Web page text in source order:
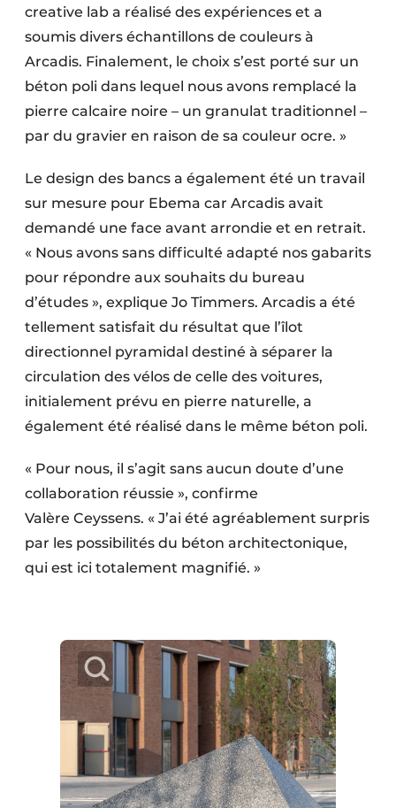
creative lab a réalisé des expériences et a
soumis divers échantillons de couleurs à
Arcadis. Finalement, le choix s’est porté sur un
béton poli dans lequel nous avons remplacé la
pierre calcaire noire – un granulat traditionnel –
par du gravier en raison de sa couleur ocre. »
Le design des bancs a également été un travail
sur mesure pour Ebema car Arcadis avait
demandé une face avant arrondie et en retrait.
« Nous avons sans difficulté adapté nos gabarits
pour répondre aux souhaits du bureau
d’études », explique Jo Timmers. Arcadis a été
tellement satisfait du résultat que l’îlot
directionnel pyramidal destiné à séparer la
circulation des vélos de celle des voitures,
initialement prévu en pierre naturelle, a
également été réalisé dans le même béton poli.
« Pour nous, il s’agit sans aucun doute d’une
colla­boration réussie », confirme
Valère Ceyssens. « J’ai été agréablement surpris
par les possi­bilités du béton architectonique,
qui est ici totalement magnifié. »